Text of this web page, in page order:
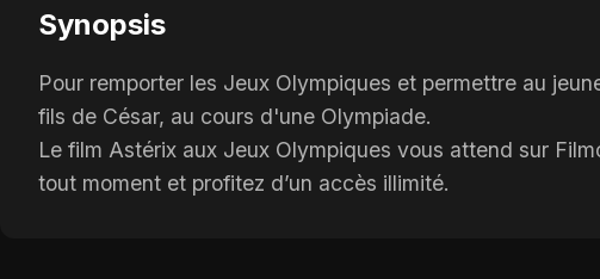
Synopsis
Pour remporter les Jeux Olympiques et permettre au
fils de César, au cours d'une Olympiade.
Le film Astérix aux Jeux Olympiques vous attend sur
tout moment et profitez d’un accès illimité.